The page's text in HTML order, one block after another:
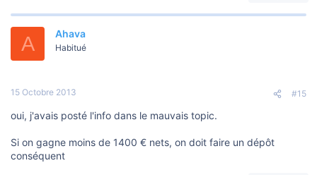
A Ahava
Habitué
15 Octobre 2013 #15
oui, j'avais posté l'info dans le mauvais topic.
Si on gagne moins de 1400 € nets, on doit faire un dépôt
conséquent